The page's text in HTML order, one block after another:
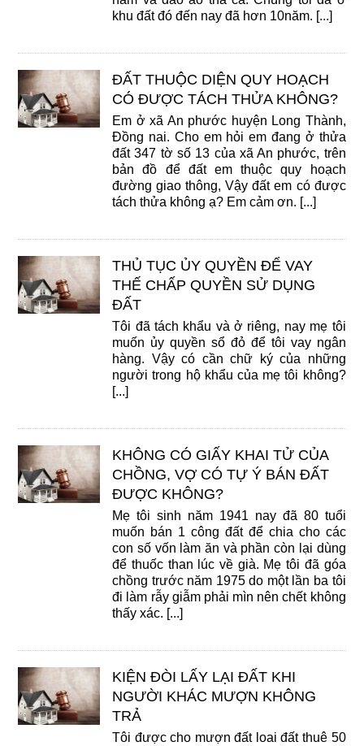
khu đất đó đến nay đã hơn 10năm. [...]
ĐẤT THUỘC DIỆN QUY HOẠCH
CÓ ĐƯỢC TÁCH THỬA KHÔNG?
Em ở xã An phước huyện Long Thành,
Đồng nai. Cho em hỏi em đang ở thửa
đất 347 tờ số 13 của xã An phước, trên
bản đồ để đất em thuộc quy hoạch
đường giao thông, Vậy đất em có được
tách thửa không ạ? Em cảm ơn. [...]
THỦ TỤC ỦY QUYỀN ĐỂ VAY
THẾ CHẤP QUYỀN SỬ DỤNG
ĐẤT
Tôi đã tách khẩu và ở riêng, nay mẹ tôi
muốn ủy quyền sổ đỏ để tôi vay ngân
hàng. Vậy có cần chữ ký của những
người trong hộ khẩu của mẹ tôi không?
[...]
KHÔNG CÓ GIẤY KHAI TỬ CỦA
CHỒNG, VỢ CÓ TỰ Ý BÁN ĐẤT
ĐƯỢC KHÔNG?
Mẹ tôi sinh năm 1941 nay đã 80 tuổi
muốn bán 1 công đất để chia cho các
con số vốn làm ăn và phần còn lại dùng
để thuốc than lúc về già. Mẹ tôi đã góa
chồng trước năm 1975 do một lần ba tôi
đi làm rẫy giẫm phải mìn nên chết không
thấy xác. [...]
KIỆN ĐÒI LẤY LẠI ĐẤT KHI
NGƯỜI KHÁC MƯỢN KHÔNG
TRẢ
Tôi được cho mượn đất loai đất thuê 50